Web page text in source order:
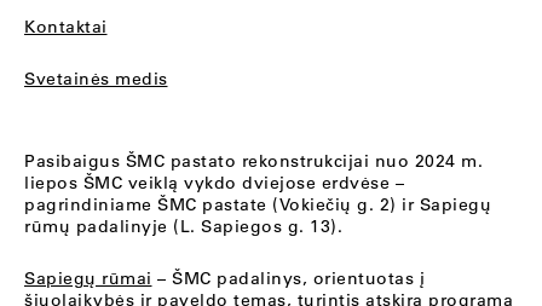
Kontaktai
Svetainės medis
Pasibaigus ŠMC pastato rekonstrukcijai nuo 2024 m.
liepos ŠMC veiklą vykdo dviejose erdvėse –
pagrindiniame ŠMC pastate (Vokiečių g. 2) ir Sapiegų
rūmų padalinyje (L. Sapiegos g. 13).
Sapiegų rūmai – ŠMC padalinys, orientuotas į
šiuolaikybės ir paveldo temas, turintis atskirą programą